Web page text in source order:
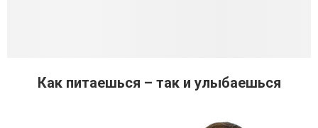
Как питаешься – так и улыбаешься